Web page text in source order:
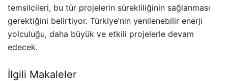
temsilcileri, bu tür projelerin sürekliliğinin sağlanması
gerektiğini belirtiyor. Türkiye’nin yenilenebilir enerji
yolculuğu, daha büyük ve etkili projelerle devam
edecek.
İlgili Makaleler